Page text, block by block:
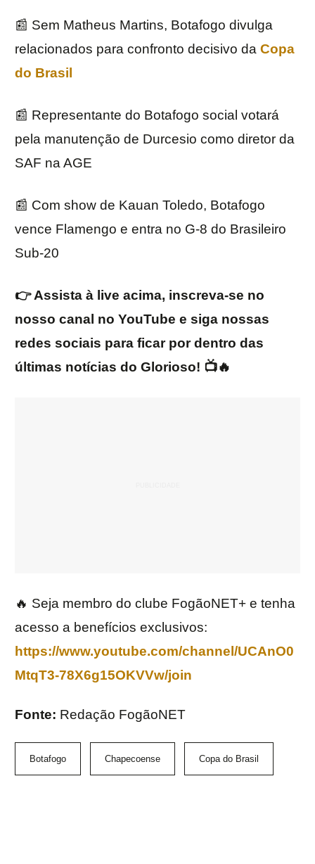
📰 Sem Matheus Martins, Botafogo divulga
relacionados para confronto decisivo da Copa
do Brasil
📰 Representante do Botafogo social votará
pela manutenção de Durcesio como diretor da
SAF na AGE
📰 Com show de Kauan Toledo, Botafogo
vence Flamengo e entra no G-8 do Brasileiro
Sub-20
👉 Assista à live acima, inscreva-se no
nosso canal no YouTube e siga nossas
redes sociais para ficar por dentro das
últimas notícias do Glorioso! 📺🔥
🔥 Seja membro do clube FogãoNET+ e tenha
acesso a benefícios exclusivos:
https://www.youtube.com/channel/UCAnO0
MtqT3-78X6g15OKVVw/join
Fonte: Redação FogãoNET
Botafogo Chapecoense Copa do Brasil